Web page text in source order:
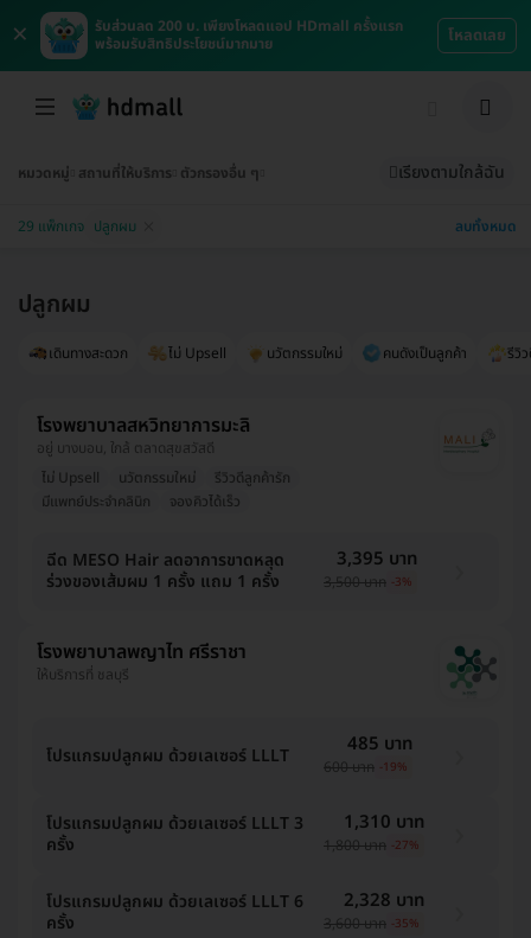
×
รับส่วนลด 200 บ. เพียงโหลดแอป HDmall ครั้งแรก
พร้อมรับสิทธิประโยชน์มากมาย
โหลดเลย
หมวดหมู่ สถานที่ให้บริการ ตัวกรองอื่น ๆ เรียงตามใกล้ฉัน
29 แพ็กเกจ ปลูกผม ลบทั้งหมด
เดินทางสะดวก ไม่ Upsell นวัตกรรมใหม่ คนดังเป็นลูกค้า รีวิ
ปลูกผม
โรงพยาบาลสหวิทยาการมะลิ
อยู่ บางบอน, ใกล้ ตลาดสุขสวัสดี
ไม่ Upsell
นวัตกรรมใหม่
รีวิวดีลูกค้ารัก
มีแพทย์ประจำคลินิก
จองคิวได้เร็ว
ฉีด MESO Hair ลดอาการขาดหลุด
ร่วงของเส้มผม 1 ครั้ง แถม 1 ครั้ง
3,395 บาท
3,500 บาท -3%
โรงพยาบาลพญาไท ศรีราชา
ให้บริการที่ ชลบุรี
โปรแกรมปลูกผม ด้วยเลเซอร์ LLLT 485 บาท
600 บาท -19%
โปรแกรมปลูกผม ด้วยเลเซอร์ LLLT 3
ครั้ง
1,310 บาท
1,800 บาท -27%
โปรแกรมปลูกผม ด้วยเลเซอร์ LLLT 6
ครั้ง
2,328 บาท
3,600 บาท -35%